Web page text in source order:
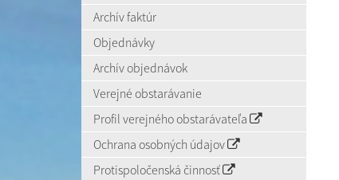
Archív faktúr
Objednávky
Archív objednávok
Verejné obstarávanie
Profil verejného obstarávateľa
Ochrana osobných údajov
Protispoločenská činnosť